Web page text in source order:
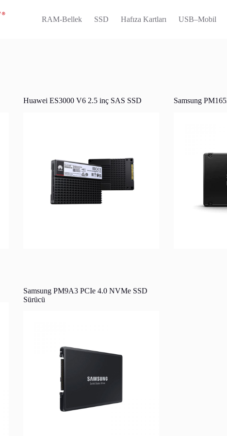
RAM-Bellek SSD Hafıza Kartları USB–Mobil
Huawei ES3000 V6 2.5 inç SAS SSD Samsung
Samsung PM9A3 PCIe 4.0 NVMe SSD
Sürücü